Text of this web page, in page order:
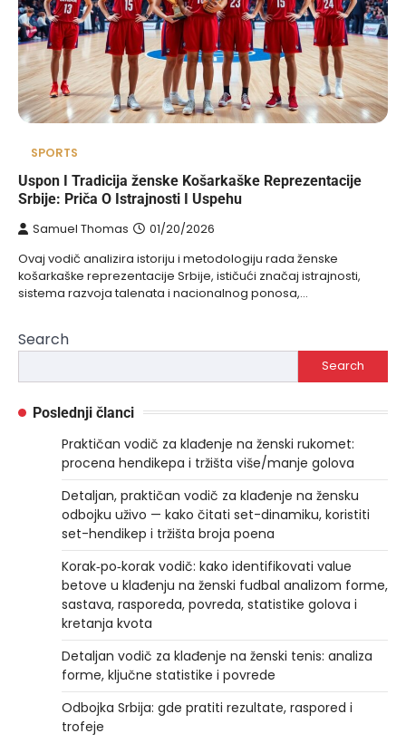
SPORTS
Uspon I Tradicija ženske Košarkaške Reprezentacije
Srbije: Priča O Istrajnosti I Uspehu
Samuel Thomas 01/20/2026
Ovaj vodič analizira istoriju i metodologiju rada ženske
košarkaške reprezentacije Srbije, ističući značaj istrajnosti,
sistema razvoja talenata i nacionalnog ponosa,…
Search
Search
Poslednji članci
Praktičan vodič za klađenje na ženski rukomet:
procena hendikepa i tržišta više/manje golova
Detaljan, praktičan vodič za klađenje na žensku
odbojku uživo — kako čitati set-dinamiku, koristiti
set-hendikep i tržišta broja poena
Korak‑po‑korak vodič: kako identifikovati value
betove u klađenju na ženski fudbal analizom forme,
sastava, rasporeda, povreda, statistike golova i
kretanja kvota
Detaljan vodič za klađenje na ženski tenis: analiza
forme, ključne statistike i povrede
Odbojka Srbija: gde pratiti rezultate, raspored i
trofeje